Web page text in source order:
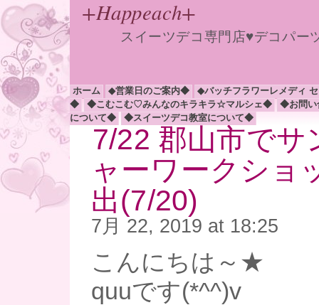
+Happeach+
スイーツデコ専門店♥デコパ
ホーム ◆営業日のご案内◆
◆バッチフラワーレメディ
◆
◆こむこむ♡みんなのキラキラ☆マルシェ◆
◆お問
について◆
◆スイーツデコ教室について◆
7/22 郡山市でサ
ャーワークショ
出(7/20)
7月 22, 2019 at 18:25
こんにちは～★
quuです(*^^)v